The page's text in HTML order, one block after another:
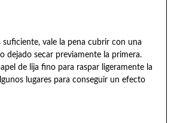
suficiente, vale la pena cubrir con una
dejado secar previamente la primera.
de lija fino para raspar ligeramente la
lugares para conseguir un efecto